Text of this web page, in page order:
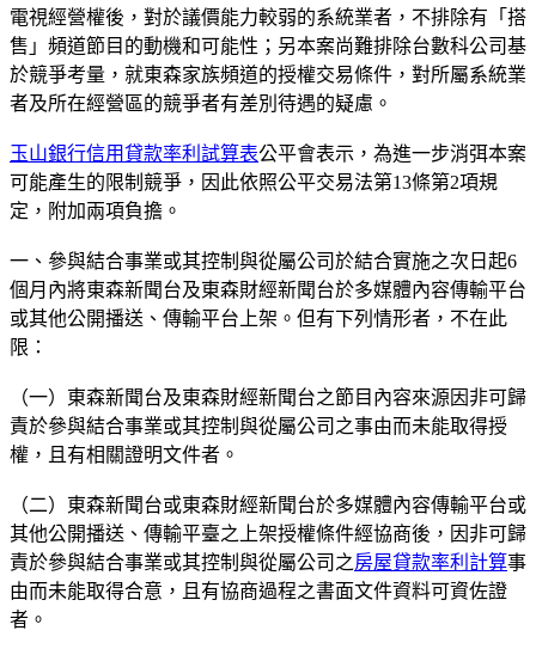
電視經營權後，對於議價能力較弱的系統業者，不排除有「搭
售」頻道節目的動機和可能性；另本案尚難排除台數科公司基
於競爭考量，就東森家族頻道的授權交易條件，對所屬系統業
者及所在經營區的競爭者有差別待遇的疑慮。
玉山銀行信用貸款率利試算表公平會表示，為進一步消弭本案
可能產生的限制競爭，因此依照公平交易法第13條第2項規
定，附加兩項負擔。
一、參與結合事業或其控制與從屬公司於結合實施之次日起6
個月內將東森新聞台及東森財經新聞台於多媒體內容傳輸平台
或其他公開播送、傳輸平台上架。但有下列情形者，不在此
限：
（一）東森新聞台及東森財經新聞台之節目內容來源因非可歸
責於參與結合事業或其控制與從屬公司之事由而未能取得授
權，且有相關證明文件者。
（二）東森新聞台或東森財經新聞台於多媒體內容傳輸平台或
其他公開播送、傳輸平臺之上架授權條件經協商後，因非可歸
責於參與結合事業或其控制與從屬公司之房屋貸款率利計算事
由而未能取得合意，且有協商過程之書面文件資料可資佐證
者。